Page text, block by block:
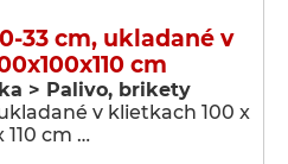
33 cm, ukladané v
cm
> Palivo, brikety
v klietkach 100 x
110 cm …